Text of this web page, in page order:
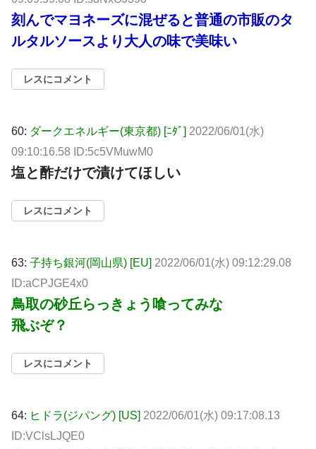
刻んでマヨネーズに混ぜると普通の市販のタ
ルタルソースより大人の味で美味い
レスにコメント
60: ダークエネルギー(東京都) [ﾆﾀﾞ] 2022/06/01(水)
09:10:16.58 ID:5c5VMuwM0
塩と酢だけで漬けてほしい
レスにコメント
63: 子持ち銀河(岡山県) [EU] 2022/06/01(水) 09:12:29.08
ID:aCPJGE4x0
鳥取の砂丘らっきょう喰ってみな
飛ぶぞ？
レスにコメント
64: ヒドラ(ジパング) [US] 2022/06/01(水) 09:17:08.13
ID:VClsLJQE0